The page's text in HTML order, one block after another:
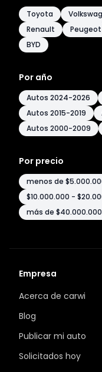
Toyota
Renault
Peugeot
BYD
Por año
Autos 2024-2026
Autos 2015-2019
Autos 2000-2009
Por precio
menos de
$10.000.000 -
más de $40.000.000
Empresa
Acerca de carwi
Blog
Publicar mi auto
Solicitados hoy